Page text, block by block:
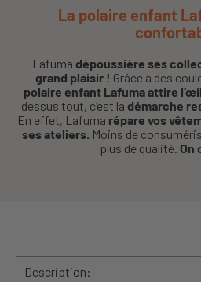
La polaire enfant
Lafuma dépoussière ses
grand plaisir ! Grâce à des
polaire enfant Lafuma attire
dessus tout, c’est la démarche
En effet, Lafuma répare vos
ses ateliers. Moins de
plus de qualité. On
Description: